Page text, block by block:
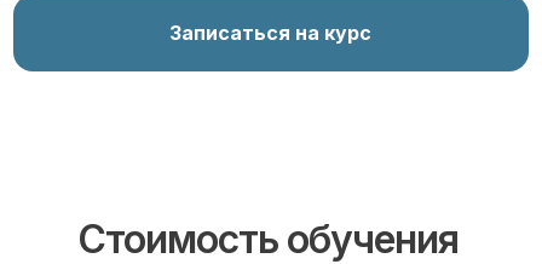
Записаться на курс
Стоимость обучения